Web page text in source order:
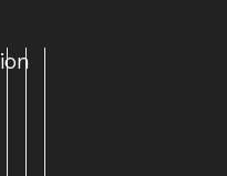
ion